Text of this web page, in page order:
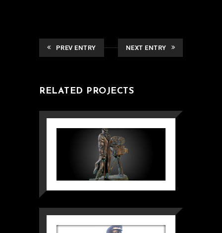
PREV ENTRY NEXT ENTRY
RELATED PROJECTS